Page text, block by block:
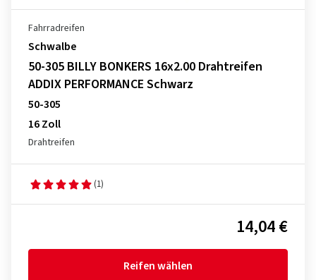
Fahrradreifen
Schwalbe
50-305 BILLY BONKERS 16x2.00 Drahtreifen
ADDIX PERFORMANCE Schwarz
50-305
16 Zoll
Drahtreifen
(1)
14,04 €
Reifen wählen